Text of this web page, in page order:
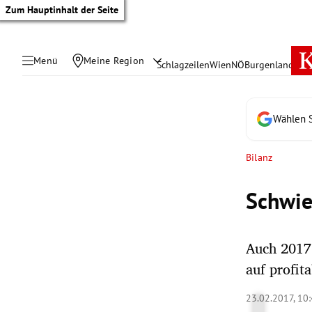
Zum Hauptinhalt der Seite
Menü Meine Region SchlagzeilenWienNÖBurgenland
Wählen
Bilanz
Auch
auf
23.02.2017,